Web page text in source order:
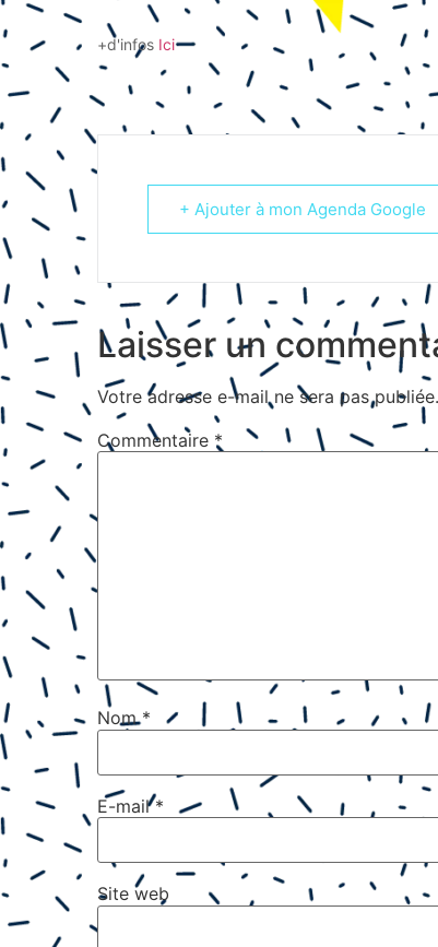
+d'infos Ici
+ Ajouter à mon Agenda Google
Laisser un
Votre adresse e-mail ne sera pas publiée.
Commentaire *
Nom*
E-mail*
Site web